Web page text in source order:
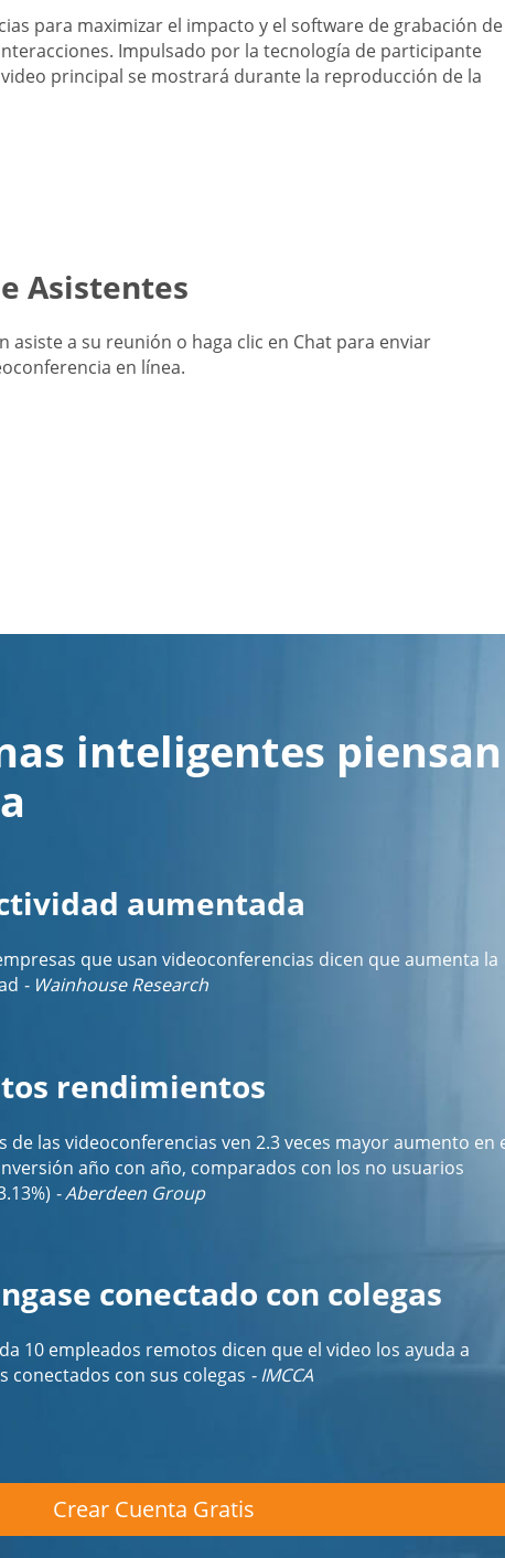
para maximizar el impacto y el software de grabación de
Impulsado por la tecnología de participante
principal se mostrará durante la reproducción de la
Asistentes
asiste a su reunión o haga clic en Chat para enviar
en línea.
inteligentes
aumentada
que usan videoconferencias dicen que aumenta la
- Wainhouse Research
rendimientos
de las videoconferencias ven 2.3 veces mayor aumento en
año con año, comparados con los no usuarios
- Aberdeen Group
conectado con colegas
10 empleados remotos dicen que el video los ayuda a
conectados con sus colegas - IMCCA
Crear Cuenta Gratis